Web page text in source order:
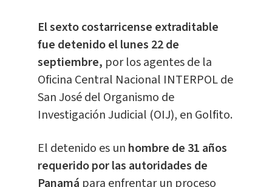
El sexto costarricense extraditable
fue detenido el lunes 22 de
septiembre, por los agentes de la
Oficina Central Nacional INTERPOL de
San José del Organismo de
Investigación Judicial (OIJ), en Golfito.
El detenido es un hombre de 31 años
requerido por las autoridades de
Panamá para enfrentar un proceso